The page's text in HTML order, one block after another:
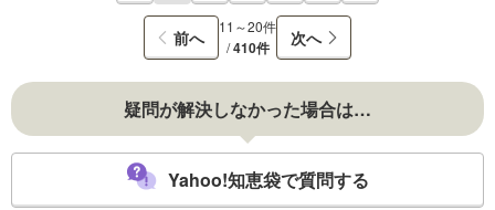
前へ
11～20件
/410件 次へ
疑問が解決しなかった場合は…
Yahoo!知恵袋で質問する